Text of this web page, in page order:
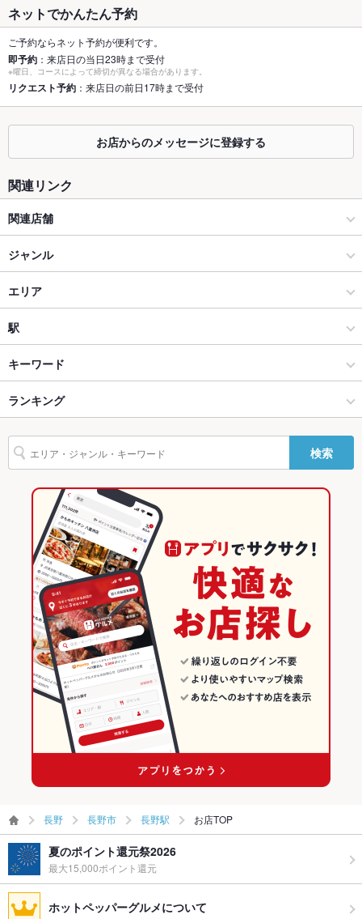
容人数
個室
なし ：ソファ席は背もたれが高いので、別のお客様同士が目が
合うことはありません。
座敷
なし ：お座敷はございませんが、ゆったり座れるテーブル席を
なし ：掘りごたつはございませんが、ゆったり座れるテーブル
席をご用意しております。
カウンター
ソファー
あり ：ゆったりと過ごせるソファー席は女性同士の集まりやマ
マ会・デートまで多様にご利用頂けます。
テラス席
なし ：テラスは御座いませんが、悪天候でも安心の室内で、ご
設備
バリアフリ
ー
なし
駐車場 なし ：近くの有料駐車場をご利用ください。
その他設備 ※マスク着用は各自の判断とさせていただきます。
飲み放題 あり
食べ放題
なし ：アラカルト又はコースでのご提供になります。当店自慢
の料理の数々を存分にお楽しみ下さい。
カクテル充実、ワイン充実
お子様連れ お子様連れOK
ウェディン
お気軽に店舗までお問い合わせ下さい。
プライズ対
備考
記念日のメッセージなどドルチェプレートでご用意します。詳
細は店舗までお問い合わせください。
ネットでかんたん予約
ご予約ならネット予約が便利です。
即予約 ：来店日の当日23時まで受付
※曜日、コースによって締切が異なる場合があります。
リクエスト予約 ：来店日の前日17時まで受付
お店からのメッセージに登録する
関連リンク
関連店舗
うまい肴と鶏焼酒家 六方 はちべい
ジャンル
イタリアン・フレンチ
イタリアン
長野市 × イタリアン・フレンチ
長野市 × イタリアン
長野駅 × イタリアン・フレンチ
長野駅 × イタリアン
洋・和洋・各国料理・その他
長野市 × 居酒屋
長野市 × 洋・和洋・各国料理・その他
長野駅 × 居酒屋
長野駅 × 洋・和洋・各国料理・その他
エリア
長野駅
長野駅 × イタリアン・フレンチ
長野駅 × イタリアン
長野駅 × 居酒屋
長野駅 × 洋・和洋・各国料理・その他
長野 × イタリアン・フレンチ
長野 × イタリアン
長野 × 居酒屋
長野 × 洋・和洋・各国料理・その他
駅
長野駅
キーワード
エビ料理
カルボナーラ ペペロンチーノ ボロネーゼ
ランキング
長野のグルメランキング
長野のイタリアン・フレンチランキング
長野のイタリアンランキング
長野市のグルメランキング
長野市のイタリアン・フレンチランキング
長野市のイタリアンランキング
長野駅のグルメランキング
長野駅のイタリアン・フレンチランキング
長野駅のイタリアンランキング
検索
長野 長野市 長野駅 お店TOP
夏のポイント還元祭2026
最大15,000ポイント還元
ホットペッパーグルメについて